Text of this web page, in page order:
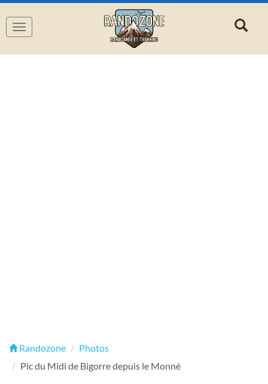
Navigation
Randozone
Photos
Pic du Midi de Bigorre depuis le Monné